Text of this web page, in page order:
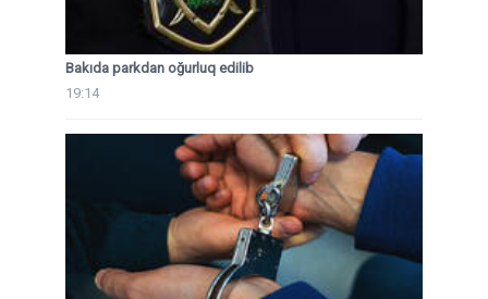
Bakıda parkdan oğurluq edilib
19:14